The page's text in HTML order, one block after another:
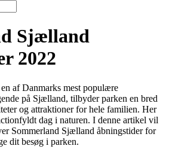
Sjælland
2022
af Danmarks mest populære
på Sjælland, tilbyder parken en bred
og attraktioner for hele familien. Her
dag i naturen. I denne artikel vil
Sommerland Sjælland åbningstider for
dit besøg i parken.